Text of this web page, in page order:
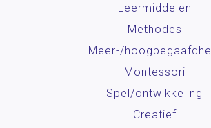
Leermiddelen
Methodes
Meer-/
Montessori
Spel/ontwikkeling
Creatief